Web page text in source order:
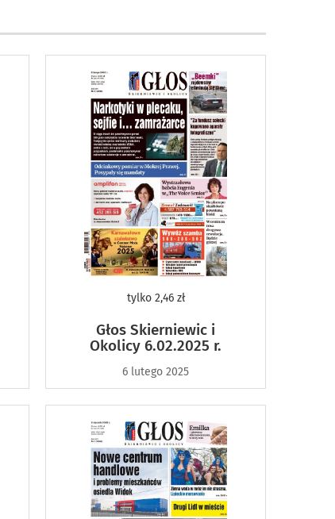
tylko2,46 zł
Głos Skierniewic i
Okolicy 6.02.2025 r.
6 lutego 2025